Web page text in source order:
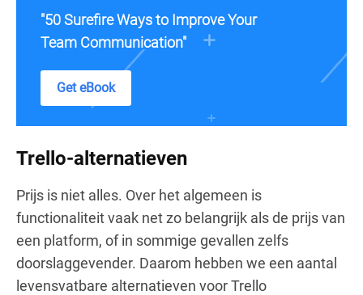
"50 Surefire Ways to Improve Your
Team Communication"
Get eBook
Trello-alternatieven
Prijs is niet alles. Over het algemeen is
functionaliteit vaak net zo belangrijk als de prijs van
een platform, of in sommige gevallen zelfs
doorslaggevender. Daarom hebben we een aantal
levensvatbare alternatieven voor Trello